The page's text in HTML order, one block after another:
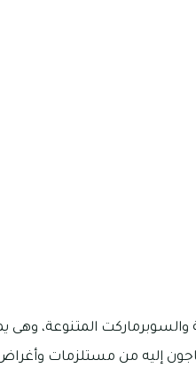
إليه من مستلزمات وأغراض